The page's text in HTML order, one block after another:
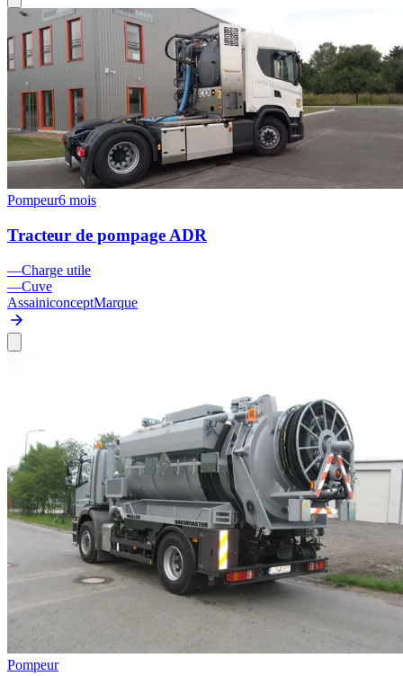
Pompeur6 mois
Tracteur de pompage ADR
—Charge utile
—Cuve
AssainiconceptMarque
Pompeur